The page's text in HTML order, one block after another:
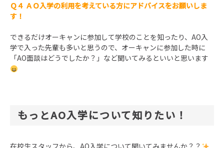
Ｑ４ ＡＯ入学の利用を考えている方にアドバイスをお願いしま
す ！
できるだけオーキャンに参加して学校のことを知ったり、AO入
学で入った先輩も多いと思うので、オーキャンに参加した時に
「AO面談はどうでしたか？」など聞いてみるといいと思います
もっとAO入学について知りたい！